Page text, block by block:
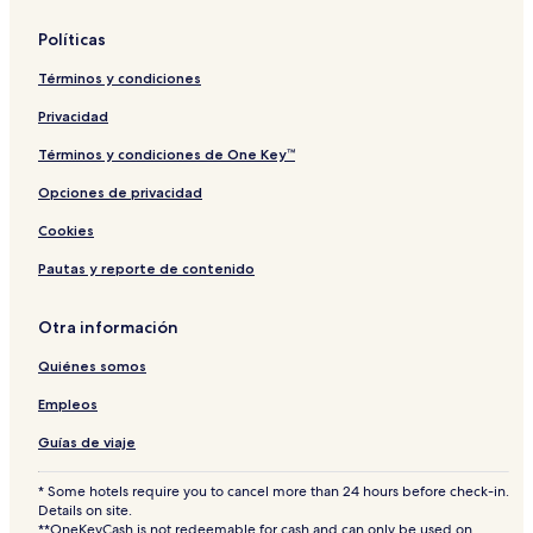
l
e
y
V
a
l
l
y
n
V
a
l
e
o
r
U
n
t
i
f
t
s
R
/
2
b
t
,
e
n
t
a
l
L
o
c
a
t
e
e
Políticas
Términos y condiciones
Privacidad
Términos y condiciones de One Key™
Opciones de privacidad
Cookies
Pautas y reporte de contenido
Otra información
Quiénes somos
Empleos
Guías de viaje
* Some hotels require you to cancel more than 24 hours before check-in.
Details on site.